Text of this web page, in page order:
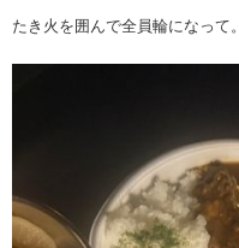
たき火を囲んで全員輪になって。